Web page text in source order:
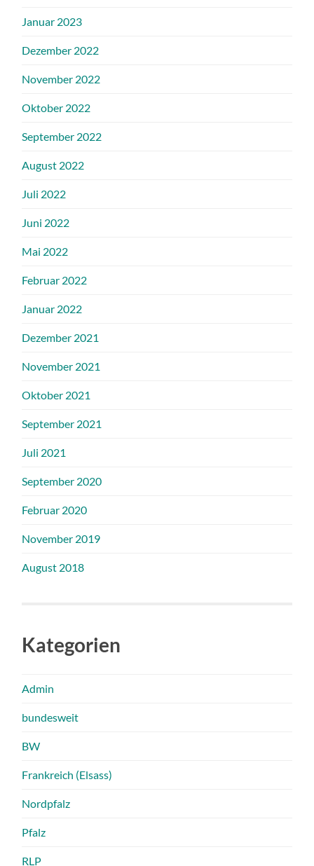
Januar 2023
Dezember 2022
November 2022
Oktober 2022
September 2022
August 2022
Juli 2022
Juni 2022
Mai 2022
Februar 2022
Januar 2022
Dezember 2021
November 2021
Oktober 2021
September 2021
Juli 2021
September 2020
Februar 2020
November 2019
August 2018
Kategorien
Admin
bundesweit
BW
Frankreich (Elsass)
Nordpfalz
Pfalz
RLP